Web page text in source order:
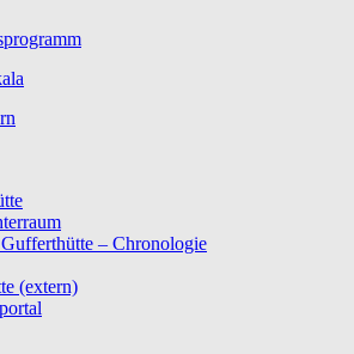
Gufferthütte – Chronologie
(extern)